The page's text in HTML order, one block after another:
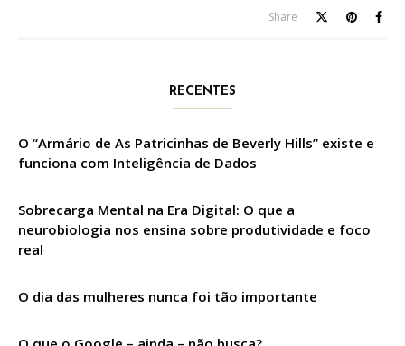
Share
RECENTES
O “Armário de As Patricinhas de Beverly Hills” existe e
funciona com Inteligência de Dados
Sobrecarga Mental na Era Digital: O que a
neurobiologia nos ensina sobre produtividade e foco
real
O dia das mulheres nunca foi tão importante